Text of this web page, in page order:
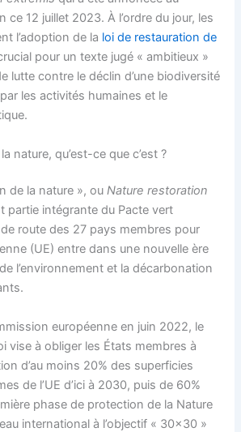
ce 12 juillet 2023. À l’ordre du jour, les
l’adoption de la loi de restauration de
pour un texte jugé « ambitieux »
lutte contre le déclin d’une biodiversité
les activités humaines et le
nature, qu’est-ce que c’est ?
de la nature », ouNature restoration
partie intégrante du Pacte vert
route des 27 pays membres pour
(UE) entre dans une nouvelle ère
l’environnement et la décarbonation
européenne en juin 2022, le
vise à obliger les États membres à
d’au moins 20% des superficies
de l’UE d’ici à 2030, puis de 60%
phase de protection de la Nature
international à l’objectif « 30×30 »